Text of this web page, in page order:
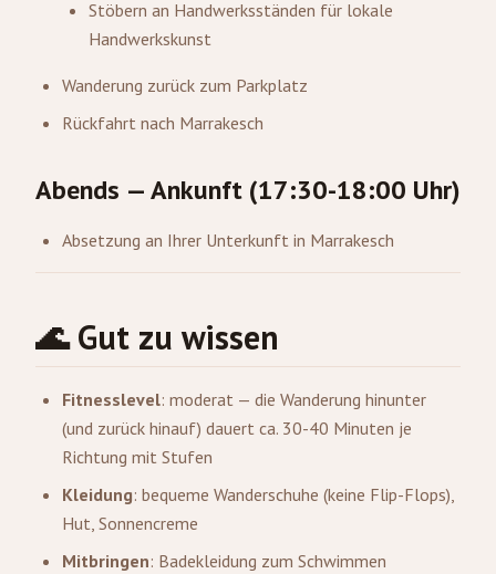
Stöbern an Handwerksständen für lokale
Handwerkskunst
Wanderung zurück zum Parkplatz
Rückfahrt nach Marrakesch
Abends — Ankunft (17:30-18:00 Uhr)
Absetzung an Ihrer Unterkunft in Marrakesch
🌊 Gut zu wissen
Fitnesslevel: moderat — die Wanderung hinunter
(und zurück hinauf) dauert ca. 30-40 Minuten je
Richtung mit Stufen
Kleidung: bequeme Wanderschuhe (keine Flip-Flops),
Hut, Sonnencreme
Mitbringen: Badekleidung zum Schwimmen